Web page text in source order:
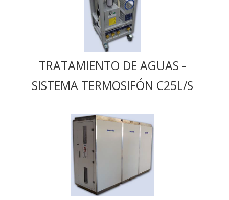
TRATAMIENTO DE AGUAS -
SISTEMA TERMOSIFÓN C25L/S